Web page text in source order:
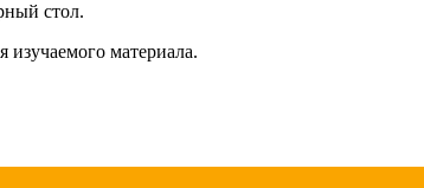
стол.
изучаемого материала.